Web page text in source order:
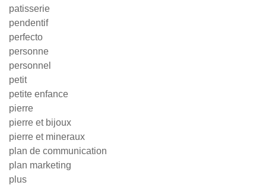
patisserie
pendentif
perfecto
personne
personnel
petit
petite enfance
pierre
pierre et bijoux
pierre et mineraux
plan de communication
plan marketing
plus